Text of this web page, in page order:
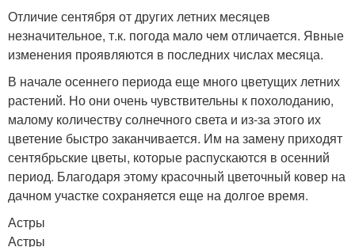
Отличие сентября от других летних месяцев
незначительное, т.к. погода мало чем отличается. Явные
изменения проявляются в последних числах месяца.
В начале осеннего периода еще много цветущих летних
растений. Но они очень чувствительны к похолоданию,
малому количеству солнечного света и из-за этого их
цветение быстро заканчивается. Им на замену приходят
сентябрьские цветы, которые распускаются в осенний
период. Благодаря этому красочный цветочный ковер на
дачном участке сохраняется еще на долгое время.
Астры
Астры